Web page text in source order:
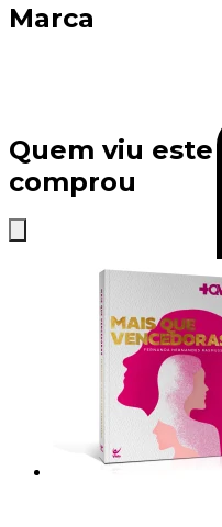
Marca
Quem viu
comprou